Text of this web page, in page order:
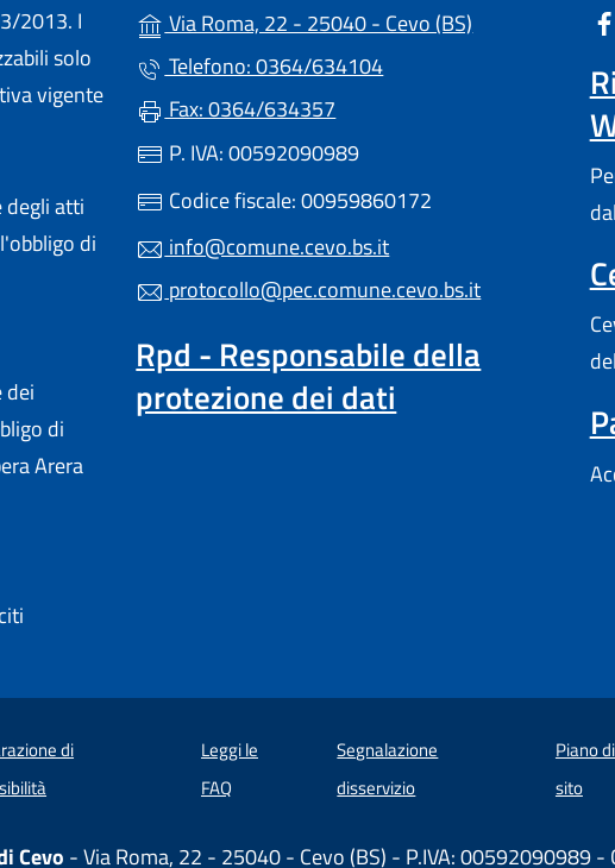
2013. I
solo
vigente
degli atti
di
dei
di
Arera
Via Roma, 22 - 25040 - Cevo (BS) (apre in un'altra
Telefono: 0364/634104
Fax: 0364/634357
P. IVA: 00592090989
Codice fiscale: 00959860172
info@comune.cevo.bs.it
protocollo@pec.comune.cevo.bs.it
Rpd - Responsabile della
protezione dei dati
di
(apre in un'altra scheda).
Leggi le
FAQ
Segnalazione
disservizio
Piano
sito
Cevo - Via Roma, 22 - 25040 - Cevo (BS) - P.IVA: 00592090989 -